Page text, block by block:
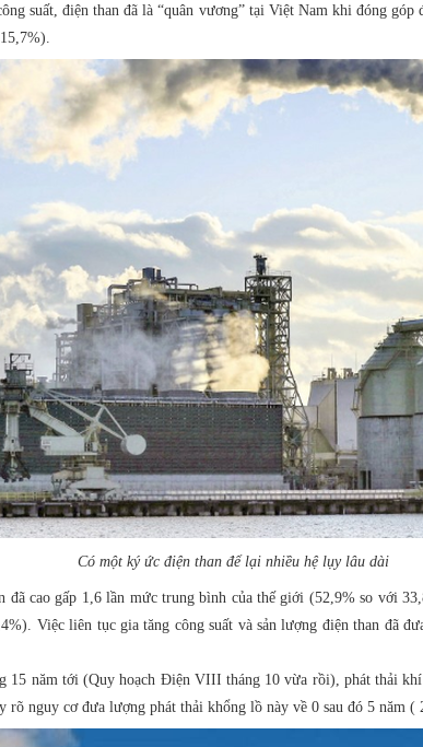
suất, điện than đã là “quân vương” tại Việt Nam khi đóng
Có một ký ức điện than để lại nhiều hệ lụy lâu dài
đã cao gấp 1,6 lần mức trung bình của thế giới (52,9% so với
Việc liên tục gia tăng công suất và sản lượng điện than đã
15 năm tới (Quy hoạch Điện VIII tháng 10 vừa rồi), phát thải
rõ nguy cơ đưa lượng phát thải khổng lồ này về 0 sau đó 5 năm (